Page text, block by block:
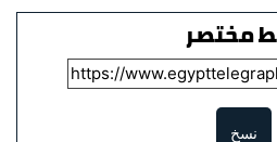
مختصر
نسخ